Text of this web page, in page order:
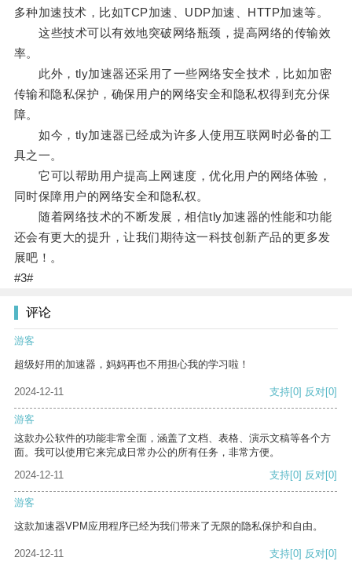
多种加速技术，比如TCP加速、UDP加速、HTTP加速等。
这些技术可以有效地突破网络瓶颈，提高网络的传输效
率。
此外，tly加速器还采用了一些网络安全技术，比如加密
传输和隐私保护，确保用户的网络安全和隐私权得到充分保
障。
如今，tly加速器已经成为许多人使用互联网时必备的工
具之一。
它可以帮助用户提高上网速度，优化用户的网络体验，
同时保障用户的网络安全和隐私权。
随着网络技术的不断发展，相信tly加速器的性能和功能
还会有更大的提升，让我们期待这一科技创新产品的更多发
展吧！。
#3#
评论
游客
超级好用的加速器，妈妈再也不用担心我的学习啦！
2024-12-11 支持[0] 反对[0]
游客
这款办公软件的功能非常全面，涵盖了文档、表格、演示文稿等各个方
面。我可以使用它来完成日常办公的所有任务，非常方便。
2024-12-11
支持[0] 反对[0]
游客
这款加速器VPM应用程序已经为我们带来了无限的隐私保护和自由。
2024-12-11 支持[0] 反对[0]